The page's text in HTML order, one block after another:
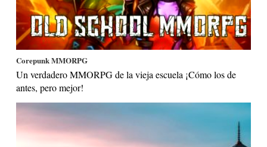
Corepunk MMORPG
Un verdadero MMORPG de la vieja escuela ¡Cómo los de
antes, pero mejor!